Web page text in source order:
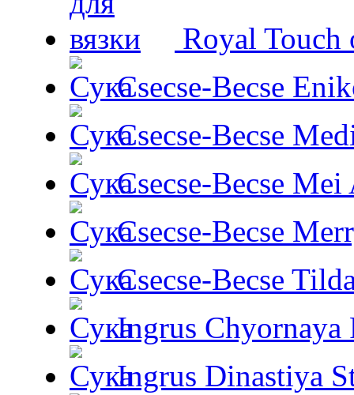
Royal Touch
Csecse-Becse
Csecse-Becse
Csecse-Becse Mei
Csecse-Becse
Csecse-Becse
Ingrus Chyornaya
Ingrus Dinastiya